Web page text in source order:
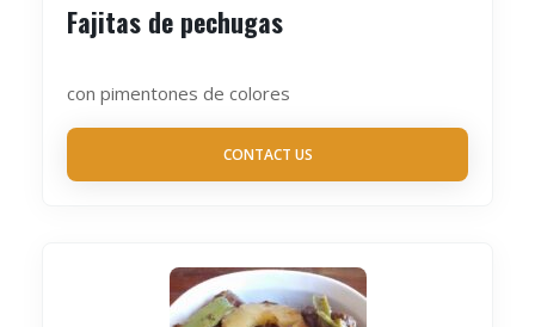
Fajitas de pechugas
con pimentones de colores
CONTACT US